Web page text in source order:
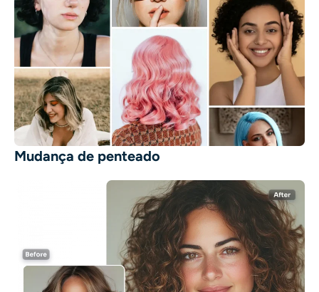
Mudança de penteado